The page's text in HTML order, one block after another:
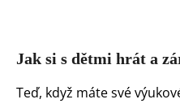
Jak si s dětmi hrát a
Teď, když máte své